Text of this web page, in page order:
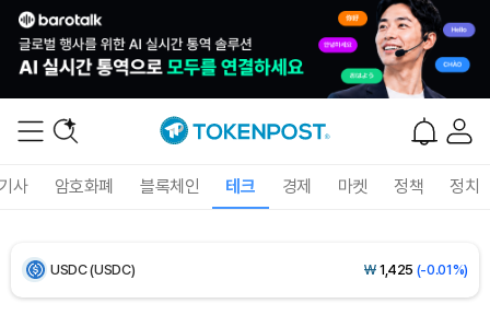
사 암호화폐 블록체인 테크 경제 마켓 정책 정치
Bitcoin (BTC) ₩92,970,798(+1.38%)
USDC (USDC) ₩ 1,425 (-0.01%)